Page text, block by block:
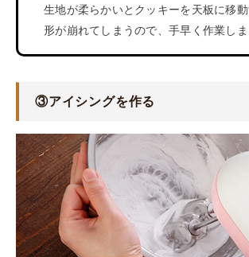
生地が柔らかいとクッキーを天板に移
形が崩れてしまうので、手早く作業しま
③アイシングを作る